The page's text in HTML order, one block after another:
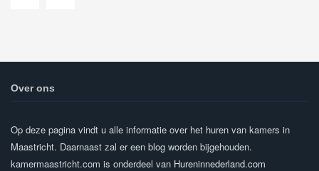
Over ons
Op deze pagina vindt u alle informatie over het huren van kamers in
Maastricht. Daarnaast zal er een blog worden bijgehouden.
kamermaastricht.com is onderdeel van Hureninnederland.com